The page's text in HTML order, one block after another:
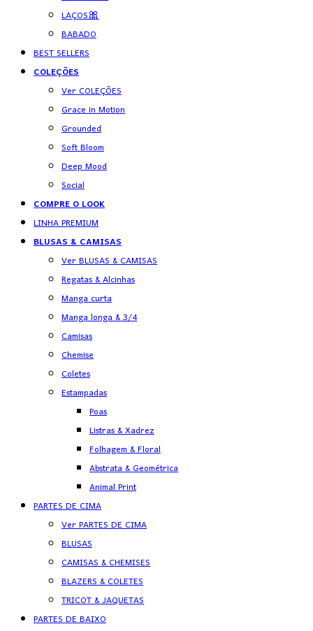
LAÇOS🎀
BABADO
BEST SELLERS
COLEÇÕES
Ver COLEÇÕES
Grace in Motion
Grounded
Soft Bloom
Deep Mood
Social
COMPRE O LOOK
LINHA PREMIUM
BLUSAS & CAMISAS
Ver BLUSAS & CAMISAS
Regatas & Alcinhas
Manga curta
Manga longa & 3/4
Camisas
Chemise
Coletes
Estampadas
Poas
Listras & Xadrez
Folhagem & Floral
Abstrata & Geométrica
Animal Print
PARTES DE CIMA
Ver PARTES DE CIMA
BLUSAS
CAMISAS & CHEMISES
BLAZERS & COLETES
TRICOT & JAQUETAS
PARTES DE BAIXO